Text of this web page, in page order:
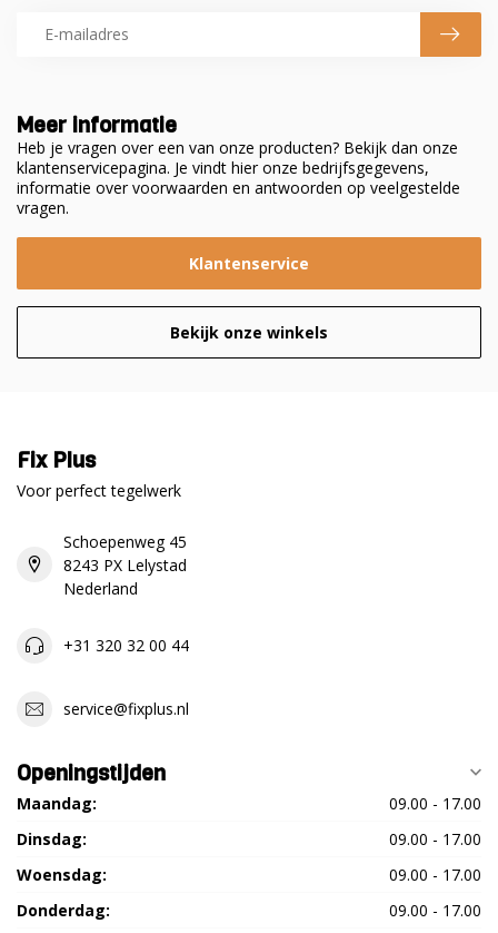
Meer informatie
Heb je vragen over een van onze producten? Bekijk dan onze
klantenservicepagina. Je vindt hier onze bedrijfsgegevens,
informatie over voorwaarden en antwoorden op veelgestelde
vragen.
Klantenservice
Bekijk onze winkels
Fix Plus
Voor perfect tegelwerk
Schoepenweg 45
8243 PX Lelystad
Nederland
+31 320 32 00 44
service@fixplus.nl
Openingstijden
Maandag:
09.00 - 17.00
Dinsdag:
09.00 - 17.00
Woensdag:
09.00 - 17.00
Donderdag:
09.00 - 17.00